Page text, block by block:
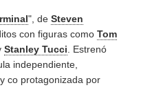
", de Steven
con figuras como Tom
Stanley Tucci . Estrenó
independiente,
y co protagonizada por